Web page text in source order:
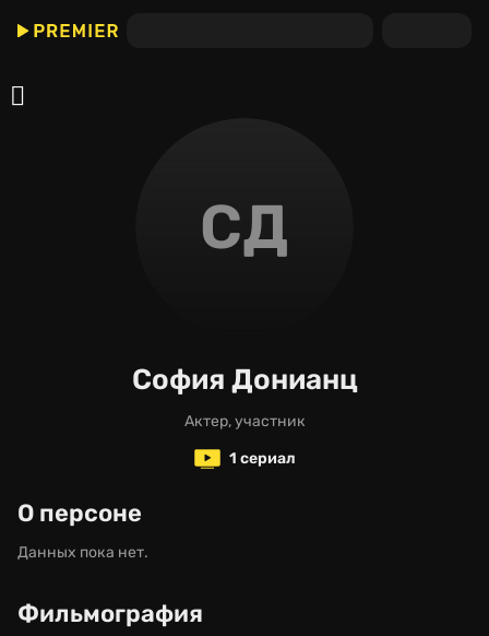
СД
София Донианц
актер, участник
1 сериал
О персоне
Данных пока нет.
Фильмография